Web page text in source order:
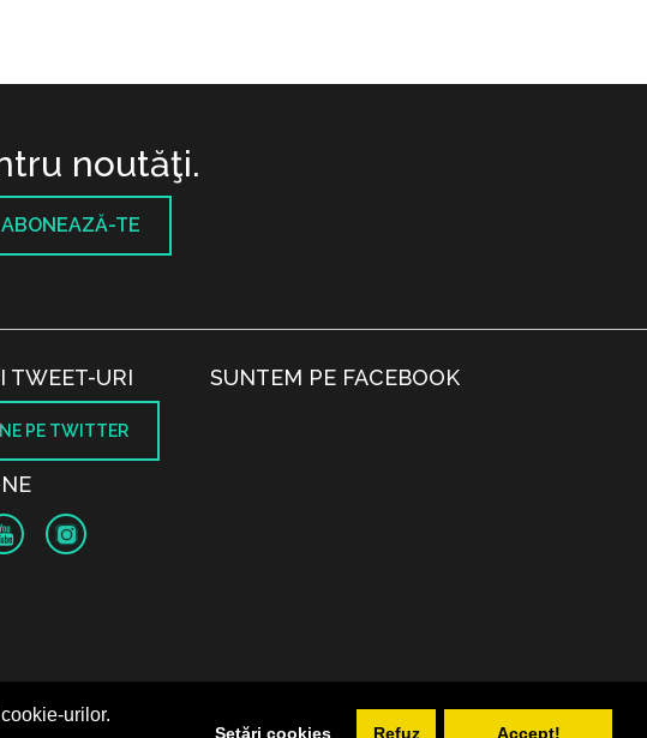
urilor.
Setări cookies Refuz Accept!
noutăţi.
ABONEAZĂ-TE
TWEET-URI
PE TWITTER
SUNTEM PE FACEBOOK